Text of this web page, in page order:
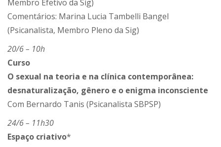
Membro Efetivo da Sig)
Comentários: Marina Lucia Tambelli Bangel
(Psicanalista, Membro Pleno da Sig)
20/6 – 10h
Curso
O sexual na teoria e na clínica contemporânea:
desnaturalização, gênero e o enigma inconsciente
Com Bernardo Tanis (Psicanalista SBPSP)
24/6 – 11h30
Espaço criativo*